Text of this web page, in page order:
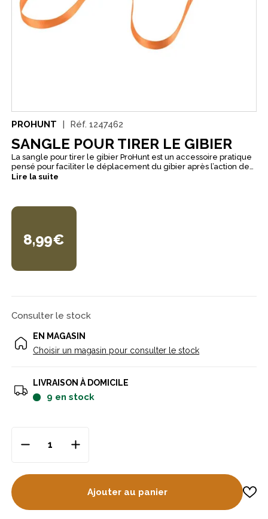
PROHUNT Réf. 1247462
SANGLE POUR TIRER LE GIBIER
La sangle pour tirer le gibier ProHunt est un accessoire pratique
pensé pour faciliter le déplacement du gibier après l’action de
chasse. Simple d’utilisation et facile à emporter, elle apporte
structure souple et résistante, adaptée à un usage courant. Avec
sa longueur de 126 cm, elle constitue une solution fonctionnelle
en coloris orange, pour une meilleure visibilité.
Lire la suite
8,99€
Consulter le stock
EN MAGASIN
Choisir un magasin pour consulter le stock
LIVRAISON À DOMICILE
9 en stock
Ajouter au panier